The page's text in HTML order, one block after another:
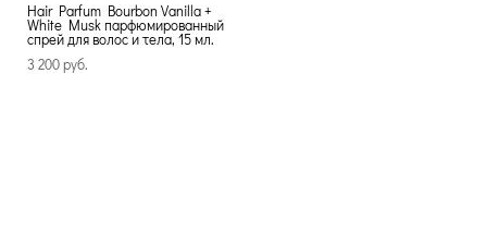
Hair Parfum Bourbon Vanilla +
White Musk парфюмированный
спрей для волос и тела, 15 мл.
3 200 pуб.